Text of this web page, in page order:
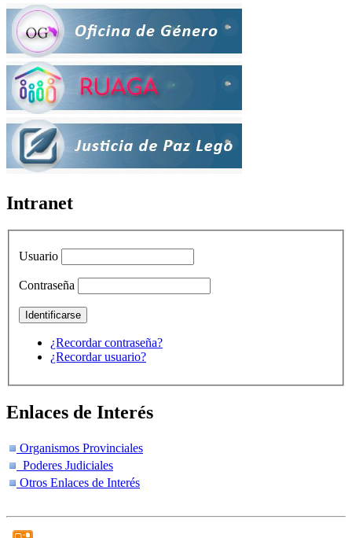
Intranet
Usuario
Contraseña
¿Recordar contraseña?
¿Recordar usuario?
Enlaces de Interés
Organismos Provinciales
Poderes Judiciales
Otros Enlaces de Interés